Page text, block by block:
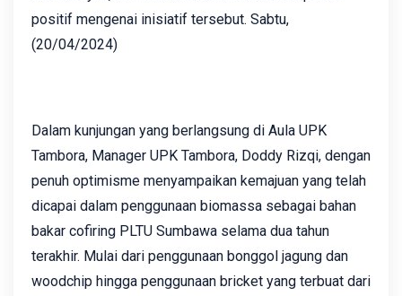
positif mengenai inisiatif tersebut. Sabtu,
(20/04/2024)
Dalam kunjungan yang berlangsung di Aula UPK
Tambora, Manager UPK Tambora, Doddy Rizqi, dengan
penuh optimisme menyampaikan kemajuan yang telah
dicapai dalam penggunaan biomassa sebagai bahan
bakar cofiring PLTU Sumbawa selama dua tahun
terakhir. Mulai dari penggunaan bonggol jagung dan
woodchip hingga penggunaan bricket yang terbuat dari